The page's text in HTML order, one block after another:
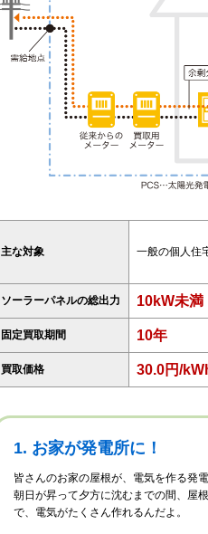
主な対象 一般の個人住
ソーラーパネルの総出力 10kW未満
固定買取期間 10年
買取価格 30.0円/
1. お家が発電所に！
皆さんのお家の屋根が、電気を作る発
朝日が昇って夕方に沈むまでの間、屋
で、電気がたくさん作れるんだよ。